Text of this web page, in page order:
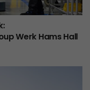
Werk Hams Hall